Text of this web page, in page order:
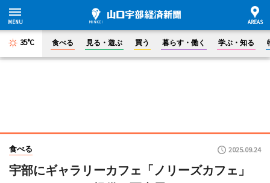
35°C 食べる 見る・遊ぶ 買う 暮らす・働く 学ぶ・知る
食べる 2025.09.24
宇部にギャラリーカフェ「ノリーズカフェ」